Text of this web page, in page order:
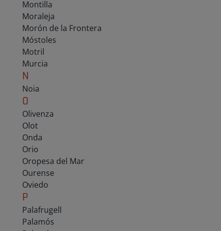
Montilla
Moraleja
Morón de la Frontera
Móstoles
Motril
Murcia
N
Noia
O
Olivenza
Olot
Onda
Orio
Oropesa del Mar
Ourense
Oviedo
P
Palafrugell
Palamós